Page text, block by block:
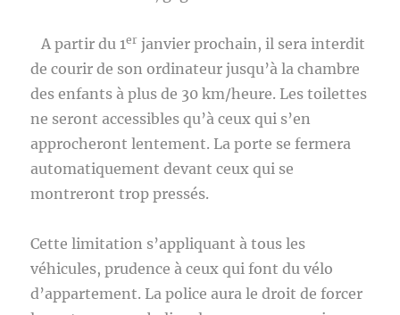
A partir du 1er janvier prochain, il sera interdit
de courir de son ordinateur jusqu’à la chambre
des enfants à plus de 30 km/heure. Les toilettes
ne seront accessibles qu’à ceux qui s’en
approcheront lentement. La porte se fermera
automatiquement devant ceux qui se
montreront trop pressés.
Cette limitation s’appliquant à tous les
véhicules, prudence à ceux qui font du vélo
d’appartement. La police aura le droit de forcer